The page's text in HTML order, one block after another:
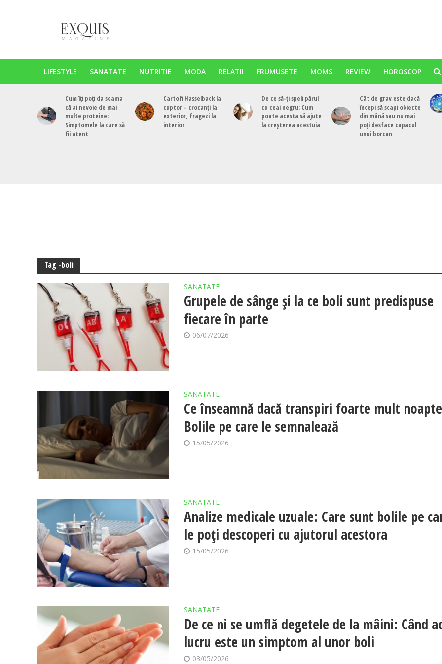
LIFESTYLE SANATATE NUTRITIE MODA RELATII FRUMUSETE MOMS REVIEW HOROSCOP
Cum îți poți da seama
că ai nevoie de mai
multe proteine:
Simptomele la care să
fii atent
Cartofi Hasselback la
cuptor – crocanți la
exterior, fragezi la
interior
De ce să-ți speli părul
cu ceai negru: Cum
poate acesta să ajute
la creșterea acestuia
Cât de grav este dacă
începi să scapi obiecte
din mână sau nu mai
poți desface capacul
unui borcan
Tag -boli
SANATATE
Grupele de sânge și la ce boli sunt predispuse
fiecare în parte
06/07/2026
SANATATE
Ce înseamnă dacă transpiri foarte mult
Bolile pe care le semnalează
15/05/2026
SANATATE
Analize medicale uzuale: Care sunt bolile pe
le poți descoperi cu ajutorul acestora
15/05/2026
SANATATE
De ce ni se umflă degetele de la mâini: Când
lucru este un simptom al unor boli
03/05/2026